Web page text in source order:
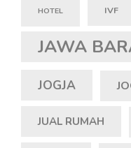
HOTEL IVF
JAWA
JOGJA
JUAL RUMAH